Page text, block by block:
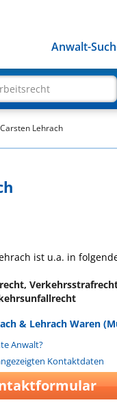
Anwalt-
Lehrach
ist u.a. in
& Lehrach Waren
Anwalt?
Kontaktdaten